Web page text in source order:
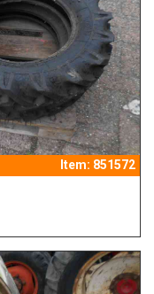
Item: 851572